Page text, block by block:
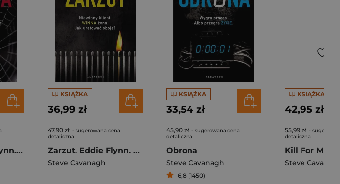
Kłamca. Eddie Flynn. Tom 3
KSIĄŻKA
36,99 zł
47,90 zł - sugerowana cena
detaliczna
Zarzut. Eddie Flynn. Tom 2
Steve Cavanagh
KSIĄŻKA
33,54 zł
45,90 zł - sugerowana cena
detaliczna
Obrona
Steve Cavanagh
6,8 (1450)
KSIĄŻKA
42,95 zł
55,99 zł -
detaliczna
Steve